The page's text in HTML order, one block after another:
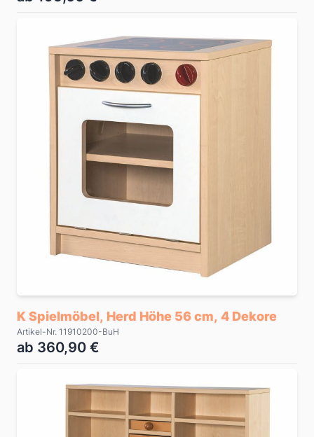
K Spielmöbel, Herd Höhe 56 cm, 4 Dekore
Artikel-Nr. 11910200-BuH
ab 360,90 €